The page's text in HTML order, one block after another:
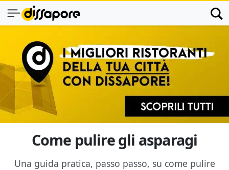
Come pulire gli asparagi
Una guida pratica, passo passo, su come pulire